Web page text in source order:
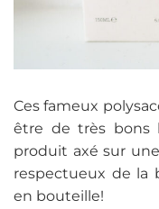
Ces fameux
être de très bons
produit axé sur
respectueux de la
en bouteille!